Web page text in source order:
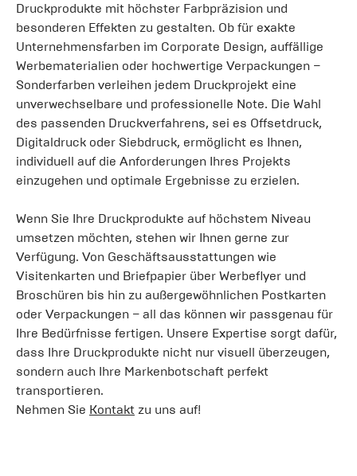
Druckprodukte mit höchster Farbpräzision und
besonderen Effekten zu gestalten. Ob für exakte
Unternehmensfarben im Corporate Design, auffällige
Werbematerialien oder hochwertige Verpackungen –
Sonderfarben verleihen jedem Druckprojekt eine
unverwechselbare und professionelle Note. Die Wahl
des passenden Druckverfahrens, sei es Offsetdruck,
Digitaldruck oder Siebdruck, ermöglicht es Ihnen,
individuell auf die Anforderungen Ihres Projekts
einzugehen und optimale Ergebnisse zu erzielen.
Wenn Sie Ihre Druckprodukte auf höchstem Niveau
umsetzen möchten, stehen wir Ihnen gerne zur
Verfügung. Von Geschäftsausstattungen wie
Visitenkarten und Briefpapier über Werbeflyer und
Broschüren bis hin zu außergewöhnlichen Postkarten
oder Verpackungen – all das können wir passgenau für
Ihre Bedürfnisse fertigen. Unsere Expertise sorgt dafür,
dass Ihre Druckprodukte nicht nur visuell überzeugen,
sondern auch Ihre Markenbotschaft perfekt
transportieren.
Nehmen Sie Kontakt zu uns auf!